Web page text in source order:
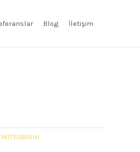
Blog İletişim
MITSUBISHI